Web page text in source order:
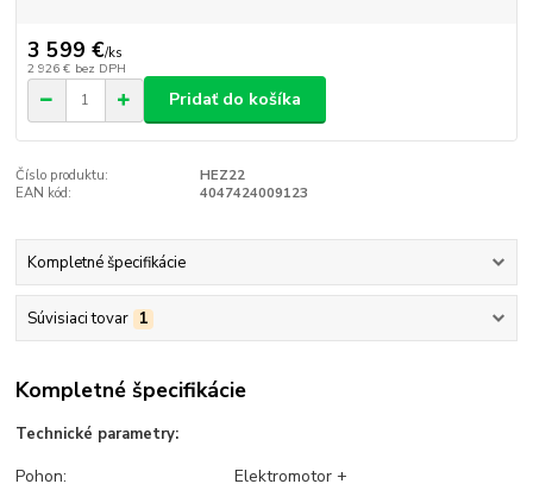
3 599 €/ks
2 926 € bez DPH
Pridať do košíka
Číslo produktu:
HEZ22
EAN kód:
4047424009123
Kompletné špecifikácie
Súvisiaci tovar 1
Kompletné špecifikácie
Technické parametry:
Pohon:
Elektromotor +